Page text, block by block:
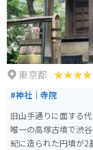
東京都
#神社｜寺院
旧山手通りに面する
唯一の高塚古墳で渋
紀に造られた円墳が2